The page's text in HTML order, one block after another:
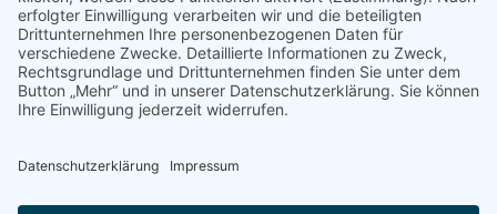
Presseinformationen abonnieren
ÜBER UNS
Naturschutzbund
Naturschutzjugend